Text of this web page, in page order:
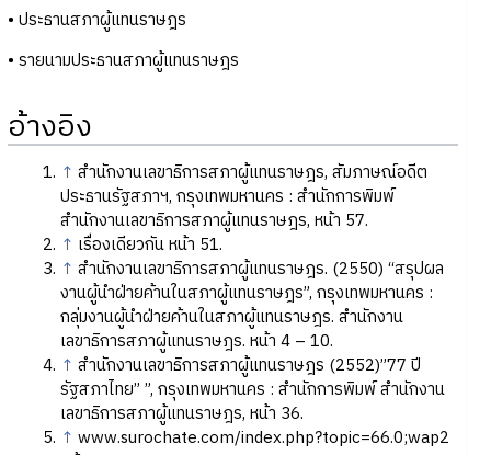
• ประธานสภาผู้แทนราษฎร
• รายนามประธานสภาผู้แทนราษฎร
อ้างอิง
↑ สำนักงานเลขาธิการสภาผู้แทนราษฎร, สัมภาษณ์อดีต
ประธานรัฐสภาฯ, กรุงเทพมหานคร : สำนักการพิมพ์
สำนักงานเลขาธิการสภาผู้แทนราษฎร, หน้า 57.
↑ เรื่องเดียวกัน หน้า 51.
↑ สำนักงานเลขาธิการสภาผู้แทนราษฎร. (2550) “สรุปผล
งานผู้นำฝ่ายค้านในสภาผู้แทนราษฎร”, กรุงเทพมหานคร :
กลุ่มงานผู้นำฝ่ายค้านในสภาผู้แทนราษฎร. สำนักงาน
เลขาธิการสภาผู้แทนราษฎร. หน้า 4 – 10.
↑ สำนักงานเลขาธิการสภาผู้แทนราษฎร (2552)”77 ปี
รัฐสภาไทย” ”, กรุงเทพมหานคร : สำนักการพิมพ์ สำนักงาน
เลขาธิการสภาผู้แทนราษฎร, หน้า 36.
↑ www.surochate.com/index.php?topic=66.0;wap2